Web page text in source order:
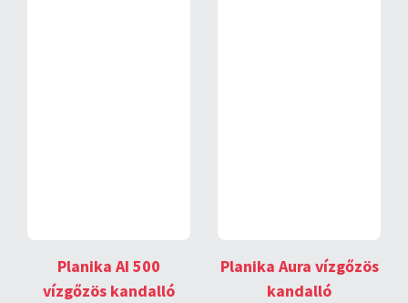
Planika AI 500
vízgőzös kandalló
Planika Aura vízgőzös
kandalló